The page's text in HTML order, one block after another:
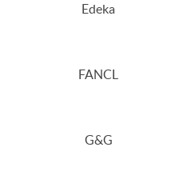
Edeka
FANCL
G&G